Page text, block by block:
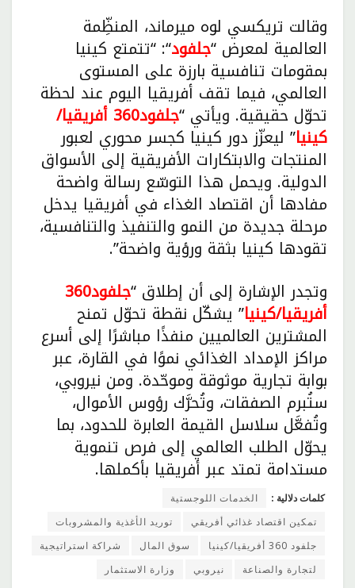
وقالت تريكسي لوه ميرماند، المنظِّمة
العالمية لمعرض “جلفود“: “تتمتع كينيا
بمقومات تنافسية بارزة على المستوى
العالمي، فيما تقف أفريقيا اليوم عند لحظة
تحوّل حقيقية. ويأتي “ جلفود360 أفريقيا/
كينيا” ليعزّز دور كينيا كجسر محوري لعبور
المنتجات والابتكارات الأفريقية إلى الأسواق
الدولية. ويحمل هذا التوسّع رسالة واضحة
مفادها أن اقتصاد الغذاء في أفريقيا يدخل
مرحلة جديدة من النمو والتنفيذ والتنافسية،
تقودها كينيا بثقة ورؤية واضحة”.
وتجدر الإشارة إلى أن إطلاق “
جلفود360
أفريقيا/كينيا” يشكّل نقطة تحوّل تمنح
المشترين العالميين منفذًا مباشرًا إلى أسرع
مراكز الإمداد الغذائي نموًا في القارة، عبر
بوابة تجارية موثوقة وموحّدة. ومن نيروبي،
ستُبرم الصفقات، وتُحرَّك رؤوس الأموال،
وتُفعَّل سلاسل القيمة العابرة للحدود، بما
يحوّل الطلب العالمي إلى فرص تنموية
مستدامة تمتد عبر أفريقيا بأكملها.
كلمات دلالية :
الخدمات اللوجستية
تمكين اقتصاد غذائي أفريقي
توريد الأغذية والمشروبات
جلفود 360 أفريقيا/كينيا
سوق المال
شراكة استراتيجية
لتجارة والصناعة
نيروبي وزارة الاستثمار